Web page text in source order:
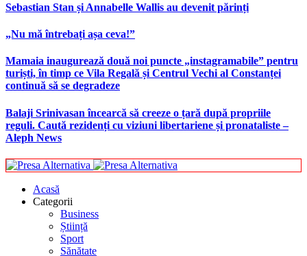
Sebastian Stan și Annabelle Wallis au devenit părinți
„Nu mă întrebați așa ceva!”
Mamaia inaugurează două noi puncte „instagramabile” pentru
turiști, în timp ce Vila Regală și Centrul Vechi al Constanței
continuă să se degradeze
Balaji Srinivasan încearcă să creeze o țară după propriile
reguli. Caută rezidenți cu viziuni libertariene și pronataliste –
Aleph News
Acasă
Categorii
Business
Știință
Sport
Sănătate